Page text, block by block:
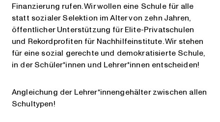
Finanzierung rufen. Wir wollen eine Schule für alle
statt sozialer Selektion im Alter von zehn Jahren,
öffentlicher Unterstützung für Elite-Privatschulen
und Rekordprofiten für Nachhilfeinstitute. Wir stehen
für eine sozial gerechte und demokratisierte Schule,
in der Schüler*innen und Lehrer*innen entscheiden!
Angleichung der Lehrer*innengehälter zwischen allen
Schultypen!